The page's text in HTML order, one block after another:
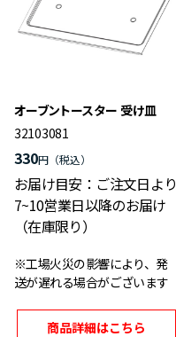
オーブントースター 受け皿
32103081
330円
お届け目安：ご注文日より
7~10営業日以降のお届け
（在庫限り）
※工場火災の影響により、発
送が遅れる場合がございます
商品詳細はこちら